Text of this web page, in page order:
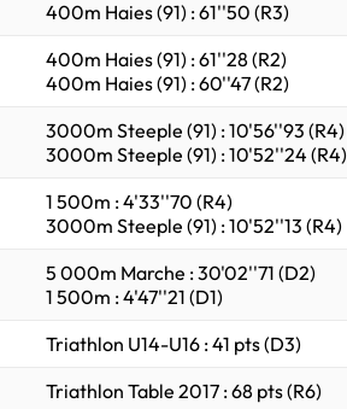
400m Haies (91) : 61''50 (R3)
400m Haies (91) : 61''28 (R2)
400m Haies (91) : 60''47 (R2)
3000m Steeple (91) : 10'56''93 (R4)
3000m Steeple (91) : 10'52''24 (R4)
1 500m : 4'33''70 (R4)
3000m Steeple (91) : 10'52''13 (R4)
5 000m Marche : 30'02''71 (D2)
1 500m : 4'47''21 (D1)
Triathlon U14-U16 : 41 pts (D3)
Triathlon Table 2017 : 68 pts (R6)